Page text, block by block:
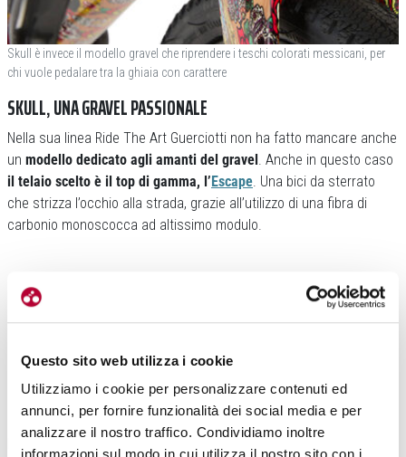
Questo sito web utilizza i cookie
Utilizziamo i cookie per personalizzare contenuti ed
annunci, per fornire funzionalità dei social media e per
analizzare il nostro traffico. Condividiamo inoltre
Skull è invece il modello gravel che riprendere i teschi colorati messicani, per
chi vuole pedalare tra la ghiaia con carattere
SKULL, UNA GRAVEL PASSIONALE
Nella sua linea Ride The Art Guerciotti non ha fatto mancare anche
un modello dedicato agli amanti del gravel. Anche in questo caso
il telaio scelto è il top di gamma, l’Escape. Una bici da sterrato
che strizza l’occhio alla strada, grazie all’utilizzo di una fibra di
carbonio monoscocca ad altissimo modulo.
In questo caso il design è forse ancora più particolare dei
precedenti, con
una grafica che si rifà al celebre Día de los